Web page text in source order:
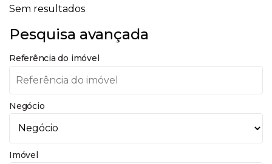
Sem resultados
Pesquisa avançada
Referência do imóvel
Negócio
Imóvel